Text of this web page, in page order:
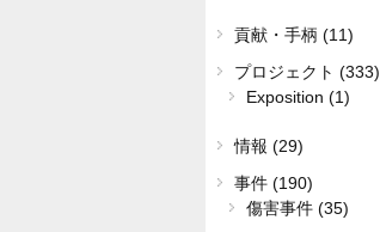
貢献・手柄 (11)
プロジェクト (333)
Exposition (1)
情報 (29)
事件 (190)
傷害事件 (35)